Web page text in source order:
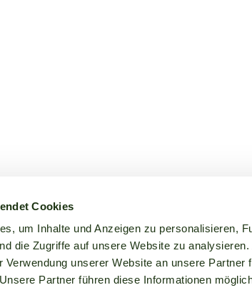
Cookies
um Inhalte und Anzeigen zu personalisieren,
die Zugriffe auf unsere Website zu
Verwendung unserer Website an unsere Partner
Partner führen diese Informationen